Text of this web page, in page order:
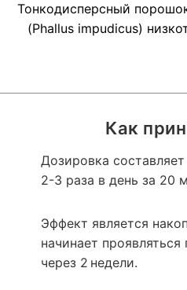
Как
Дозировка
2-3 раза в день за 20
Эффект является
начинает
через 2 недели.
Тонкодисперсный
(Phallus impudicus)